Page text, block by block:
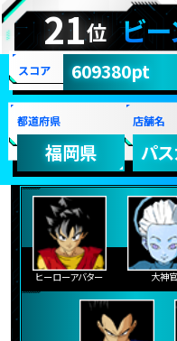
21位 ビー
スコア 609380pt
都道府県
福岡県
店舗名
パ
ヒーローアバター 大神官